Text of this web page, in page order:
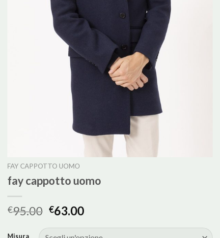
FAY CAPPOTTO UOMO
fay cappotto uomo
€95.00 €63.00
Misura